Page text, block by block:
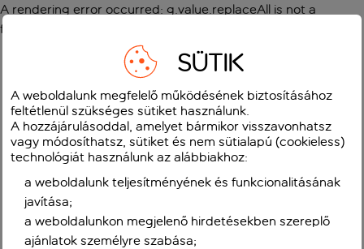
A rendering error occurred: g.value.replaceAll is not a
function
SÜTIK
A weboldalunk megfelelő működésének biztosításához
feltétlenül szükséges sütiket használunk.
A hozzájárulásoddal, amelyet bármikor visszavonhatsz
vagy módosíthatsz, sütiket és nem sütialapú (cookieless)
technológiát használunk az alábbiakhoz:
a weboldalunk teljesítményének és funkcionalitásának
javítása;
a weboldalunkon megjelenő hirdetésekben szereplő
ajánlatok személyre szabása;